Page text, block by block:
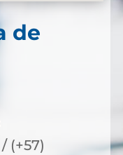
de
(+57)